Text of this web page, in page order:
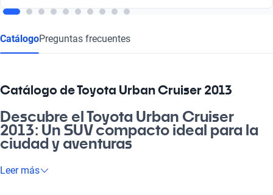
CatálogoPreguntas frecuentes
Catálogo de Toyota Urban Cruiser 2013
Descubre el Toyota Urban Cruiser
2013: Un SUV compacto ideal para la
ciudad y aventuras
El Toyota Urban Cruiser 2013 es la opción perfecta si buscas
Leer más